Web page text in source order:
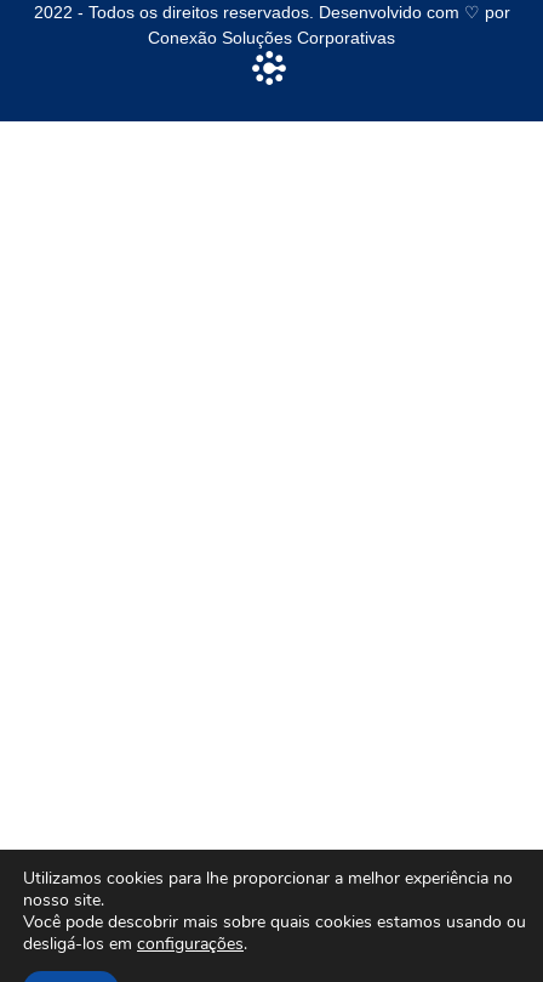
2022 - Todos os direitos reservados. Desenvolvido com ♡ por
Conexão Soluções Corporativas
Utilizamos cookies para lhe proporcionar a melhor experiência no
nosso site.
Você pode descobrir mais sobre quais cookies estamos usando ou
desligá-los em configurações.